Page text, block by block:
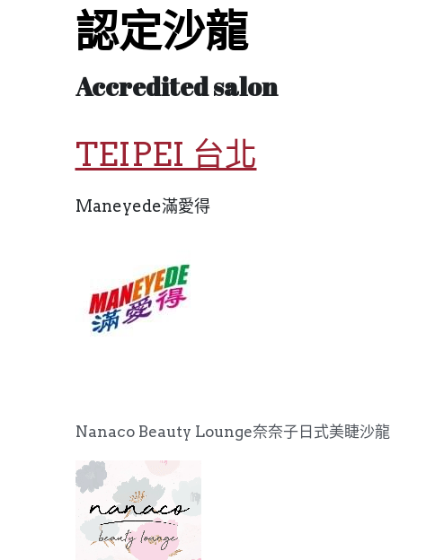
認定沙龍
Accredited salon
TEIPEI 台北
Maneyede滿愛得
Nanaco Beauty Lounge奈奈子日式美睫沙龍